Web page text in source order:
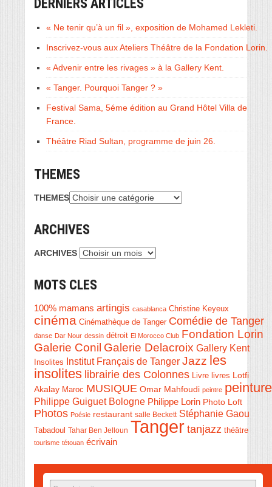
DERNIERS ARTICLES
« Ne tenir qu’à un fil », exposition de Mohamed Lekleti.
Inscrivez-vous aux Ateliers Théâtre de la Fondation Lorin.
« Advenir entre les rivages » à la Gallery Kent.
« Tanger. Pourquoi Tanger ? »
Festival Sama, 5éme édition au Grand Hôtel Villa de
France.
Théâtre Riad Sultan, programme de juin 26.
THEMES
THEMES
ARCHIVES
ARCHIVES
MOTS CLES
100% mamans artingis casablanca Christine Keyeux
cinéma Cinémathèque de Tanger Comédie de Tanger
danse Dar Nour dessin détroit El Morocco Club Fondation Lorin
Galerie Conil Galerie Delacroix Gallery Kent
Insolites Institut Français de Tanger Jazz les
insolites librairie des Colonnes Livre livres Lotfi
Akalay Maroc MUSIQUE Omar Mahfoudi peintre peinture
Philippe Guiguet Bologne Philippe Lorin Photo Loft
Photos Poésie restaurant salle Beckett Stéphanie Gaou
Tabadoul Tahar Ben Jelloun Tanger tanjazz théâtre
tourisme tétouan écrivain